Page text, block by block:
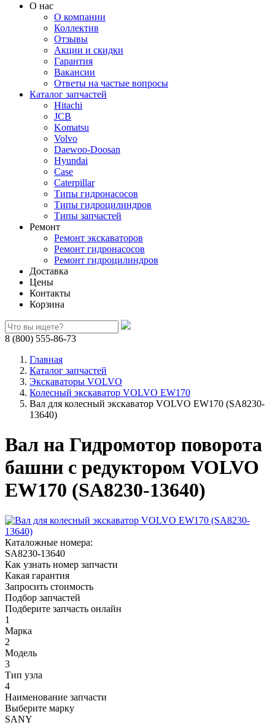
О нас
О компании
Коллектив
Отзывы
Акции и скидки
Гарантия
Вакансии
Ответы на частые вопросы
Каталог запчастей
Hitachi
JCB
Komatsu
Volvo
Daewoo-Doosan
Hyundai
Case
Caterpillar
Типы гидронасосов
Типы гидроцилиндров
Типы запчастей
Ремонт
Ремонт экскаваторов
Ремонт гидронасосов
Ремонт гидроцилиндров
Доставка
Цены
Контакты
Корзина
8 (800) 555-86-73
Главная
Каталог запчастей
Экскаваторы VOLVO
Колесный экскаватор VOLVO EW170
Вал для колесный экскаватор VOLVO EW170 (SA8230-
13640)
Вал на Гидромотор поворота
башни с редуктором VOLVO
EW170 (SA8230-13640)
Каталожные номера:
SA8230-13640
Как узнать номер запчасти
Какая гарантия
Запросить стоимость
Подбор запчастей
Подберите запчасть онлайн
1
Марка
2
Модель
3
Тип узла
4
Наименование запчасти
Выберите марку
SANY